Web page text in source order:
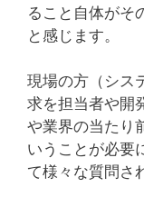
ること自体がそ
と感じます。
現場の方（シス
求を担当者や開
や業界の当たり
いうことが必要
て様々な質問さ